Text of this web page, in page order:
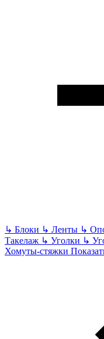
↳ Блоки ↳ Ленты ↳
Такелаж ↳ Уголки ↳
Хомуты-стяжки